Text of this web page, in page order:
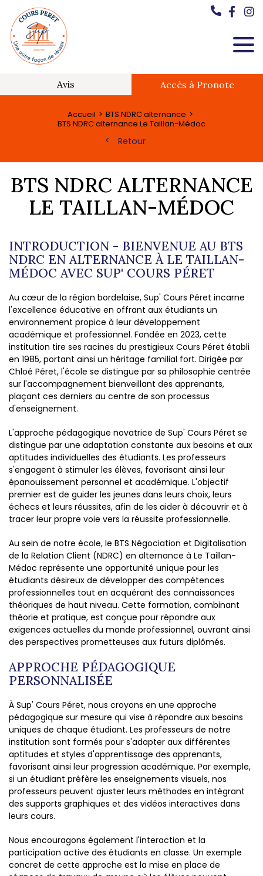
Avis Accès à Pronote
Accueil
BTS NDRC alternance
BTS NDRC alternance Le Taillan-Médoc
Retour
BTS NDRC ALTERNANCE
LE TAILLAN-MÉDOC
INTRODUCTION - BIENVENUE AU BTS
NDRC EN ALTERNANCE À LE TAILLAN-
MÉDOC AVEC SUP' COURS PÉRET
Au cœur de la région bordelaise, Sup' Cours Péret incarne
l'excellence éducative en offrant aux étudiants un
environnement propice à leur développement
académique et professionnel. Fondée en 2023, cette
institution tire ses racines du prestigieux Cours Péret établi
en 1985, portant ainsi un héritage familial fort. Dirigée par
Chloé Péret, l'école se distingue par sa philosophie centrée
sur l'accompagnement bienveillant des apprenants,
plaçant ces derniers au centre de son processus
d'enseignement.
L'approche pédagogique novatrice de Sup' Cours Péret se
distingue par une adaptation constante aux besoins et aux
aptitudes individuelles des étudiants. Les professeurs
s'engagent à stimuler les élèves, favorisant ainsi leur
épanouissement personnel et académique. L'objectif
premier est de guider les jeunes dans leurs choix, leurs
échecs et leurs réussites, afin de les aider à découvrir et à
tracer leur propre voie vers la réussite professionnelle.
Au sein de notre école, le BTS Négociation et Digitalisation
de la Relation Client (NDRC) en alternance à Le Taillan-
Médoc représente une opportunité unique pour les
étudiants désireux de développer des compétences
professionnelles tout en acquérant des connaissances
théoriques de haut niveau. Cette formation, combinant
théorie et pratique, est conçue pour répondre aux
exigences actuelles du monde professionnel, ouvrant ainsi
des perspectives prometteuses aux futurs diplômés.
APPROCHE PÉDAGOGIQUE
PERSONNALISÉE
À Sup' Cours Péret, nous croyons en une approche
pédagogique sur mesure qui vise à répondre aux besoins
uniques de chaque étudiant. Les professeurs de notre
institution sont formés pour s'adapter aux différentes
aptitudes et styles d'apprentissage des apprenants,
favorisant ainsi leur progression académique. Par exemple,
si un étudiant préfère les enseignements visuels, nos
professeurs peuvent ajuster leurs méthodes en intégrant
des supports graphiques et des vidéos interactives dans
leurs cours.
Nous encouragons également l'interaction et la
participation active des étudiants en classe. Un exemple
concret de cette approche est la mise en place de